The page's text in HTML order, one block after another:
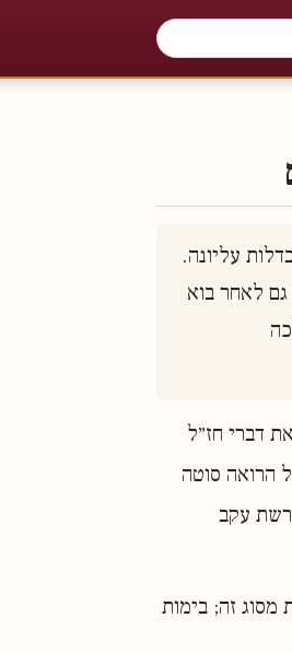
דברי חז״ל
הרואה סוטה
עקב
מסוג זה; בימות